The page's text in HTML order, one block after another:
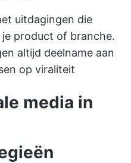
uitdagingen die
product of branche.
altijd deelname aan
op viraliteit
media in